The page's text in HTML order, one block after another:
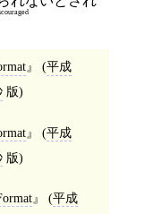
(平成
版)
(平成
版)
(平成